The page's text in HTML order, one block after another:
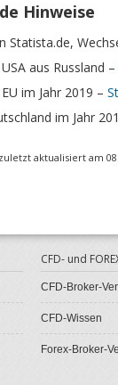
Hinweise
Statista.de,
aus Russland –
im Jahr 2019 –
im Jahr
aktualisiert am
CFD- und
CFD-Broker-
CFD-Wissen
Forex-Broker-